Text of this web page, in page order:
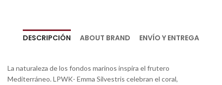
DESCRIPCIÓN ABOUT BRAND ENVÍO Y ENTREGA
La naturaleza de los fondos marinos inspira el frutero
Mediterráneo. LPWK- Emma Silvestris celebran el coral,